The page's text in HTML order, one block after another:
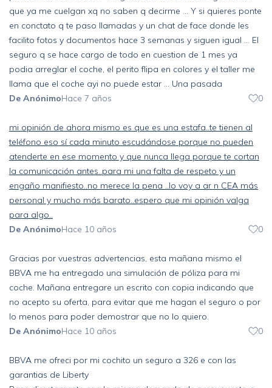
que ya me cuelgan xq no saben q decirme ... Y si quieres ponte
en conctato q te paso llamadas y un chat de face donde les
facilito fotos y documentos hace 3 semanas y siguen igual ... El
seguro q se hace cargo de todo en cuestion de 1 mes ya
podia arreglar el coche, el perito flipa en colores y el taller me
llama que el coche ayi no puede estar ... Una pasada
De AnónimoHace 7 años 0
mi opinión de ahora mismo es que es una estafa..te tienen al
teléfono eso sí cada minuto escudándose porque no pueden
atenderte en ese momento y que nunca llega porque te cortan
la comunicación antes..para mi una falta de respeto y un
engaño manifiesto..no merece la pena ..lo voy a ar n CEA más
personal y mucho más barato..espero que mi opinión valga
para algo..
De AnónimoHace 10 años 0
Gracias por vuestras advertencias, esta mañana mismo el
BBVA me ha entregado una simulación de póliza para mi
coche. Mañana entregare un escrito con copia indicando que
no acepto su oferta, para evitar que me hagan el seguro o por
lo menos para poder demostrar que no lo quiero.
De AnónimoHace 10 años 0
BBVA me ofreci por mi cochito un seguro a 326 e con las
garantias de Liberty